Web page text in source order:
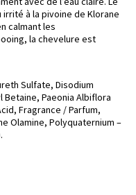
à la pivoine de Klorane
calmant les
la chevelure est
Sulfate, Disodium
Paeonia Albiflora
Fragrance / Parfum,
Olamine, Polyquaternium –